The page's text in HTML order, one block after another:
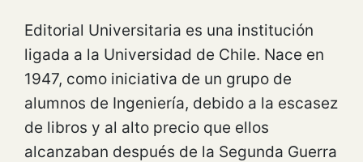
Editorial Universitaria es una institución
ligada a la Universidad de Chile. Nace en
1947, como iniciativa de un grupo de
alumnos de Ingeniería, debido a la escasez
de libros y al alto precio que ellos
alcanzaban después de la Segunda Guerra